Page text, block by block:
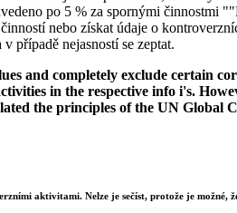
po 5 % za spornými
nebo získat údaje o
případě nejasností se zeptat.
and completely exclude certain
in the respective info i's.
the principles of the UN Global
aktivitami. Nelze je sečíst, protože je možné,